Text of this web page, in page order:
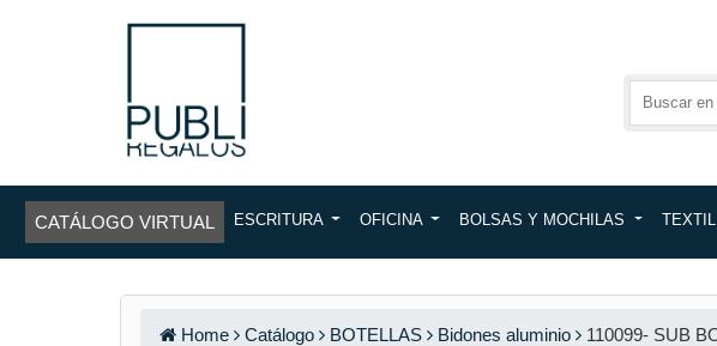
CATÁLOGO VIRTUAL ESCRITURA OFICINA BOLSAS Y MOCHILAS TEXTIL
Home Catálogo BOTELLAS Bidones aluminio 110099- SUB